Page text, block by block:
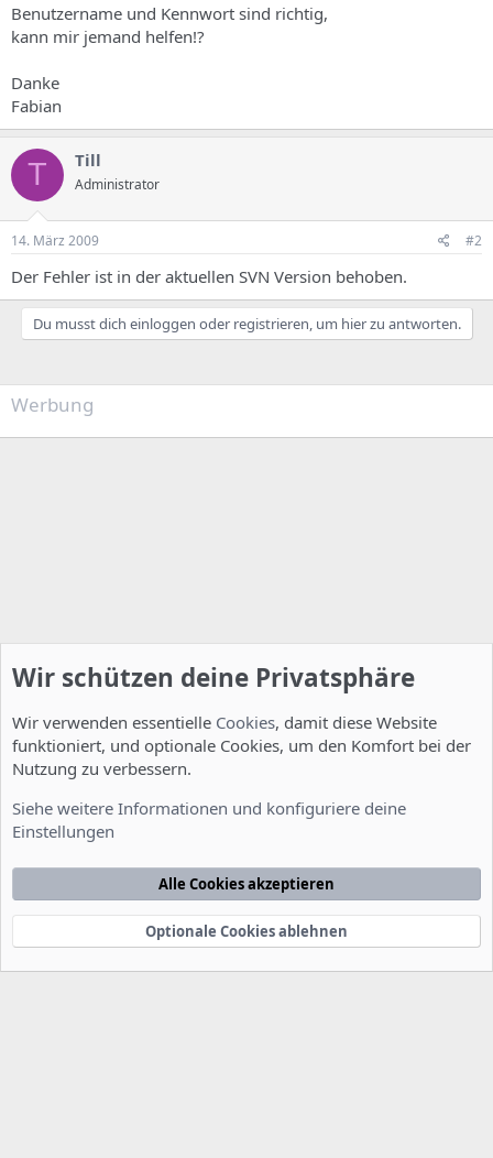
Benutzername und Kennwort sind richtig,
kann mir jemand helfen!?
Danke
Fabian
T Till
Administrator
14. März 2009 #2
Der Fehler ist in der aktuellen SVN Version behoben.
Du musst dich einloggen oder registrieren, um hier zu antworten.
Werbung
Nutzungsbedingungen Datenschutzerklärung
Startseite
e
Community platform by XenForo® © 2010-2022 XenForo Ltd.
xenDach©2010-2014
Wir schützen deine Privatsphäre
Wir verwenden essentielle Cookies, damit diese Website
funktioniert, und optionale Cookies, um den Komfort bei der
Nutzung zu verbessern.
Siehe weitere Informationen und konfiguriere deine
Einstellungen
Alle Cookies akzeptieren
Optionale Cookies ablehnen